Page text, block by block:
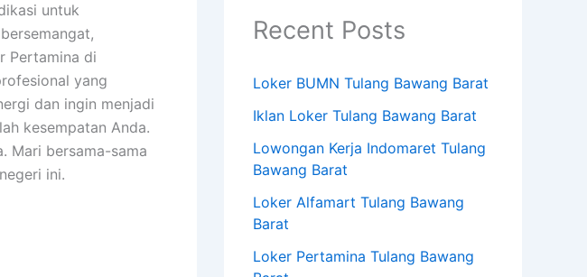
untuk
Pertamina di
yang
dan ingin menjadi
kesempatan Anda.
Mari bersama-sama
ini.
Recent Posts
Loker BUMN Tulang Bawang Barat
Iklan Loker Tulang Bawang Barat
Lowongan Kerja Indomaret Tulang
Bawang Barat
Loker Alfamart Tulang Bawang
Barat
Loker Pertamina Tulang Bawang